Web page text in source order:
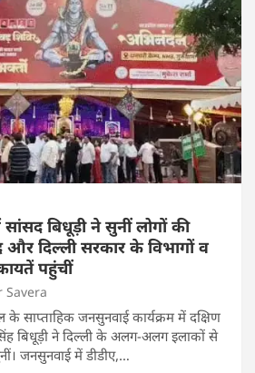
बिधूड़ी ने सुनीं लोगों की
और दिल्ली सरकार के विभागों व
पहुंचीं
Savera
साप्ताहिक जनसुनवाई कार्यक्रम में दक्षिण
बिधूड़ी ने दिल्ली के अलग-अलग इलाकों से
जनसुनवाई में डीडीए,…